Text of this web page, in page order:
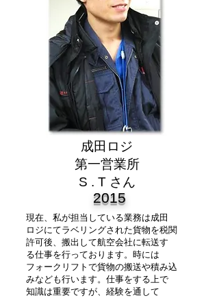
成田ロジ
第一営業所
S . T さん
2015
現在、私が担当している業務は成田
ロジにてラベリングされた貨物を税関
許可後、搬出して航空会社に転送す
る仕事を行っております。時には
フォークリフトで貨物の搬送や積み込
みなども行います。仕事をする上で
知識は重要ですが、経験を通して